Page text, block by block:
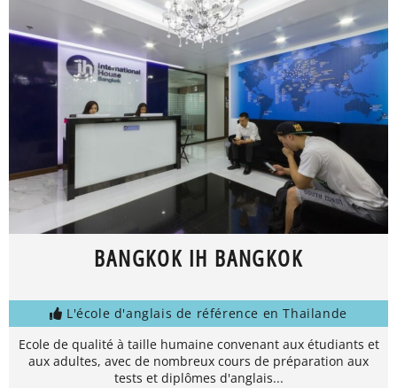
BANGKOK IH BANGKOK
L'école d'anglais de référence en Thailande
Ecole de qualité à taille humaine convenant aux étudiants et
aux adultes, avec de nombreux cours de préparation aux
tests et diplômes d'anglais...